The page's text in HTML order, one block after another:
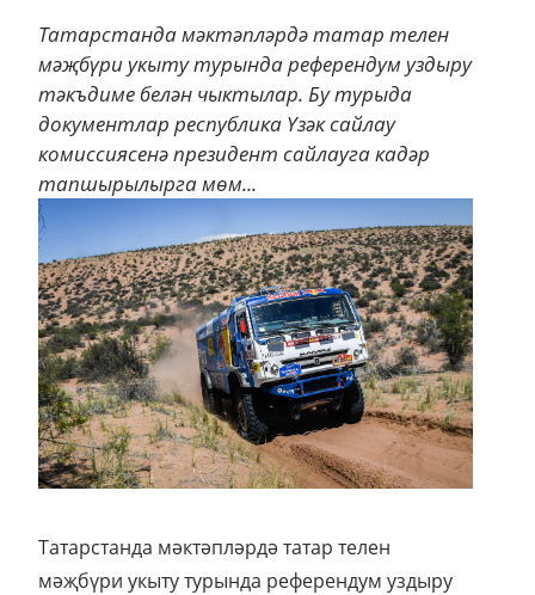
Татарстанда мәктәпләрдә татар телен
мәҗбүри укыту турында референдум уздыру
тәкъдиме белән чыктылар. Бу турыда
документлар республика Үзәк сайлау
комиссиясенә президент сайлауга кадәр
тапшырылырга мөм...
Татарстанда мәктәпләрдә татар телен
мәҗбүри укыту турында референдум уздыру